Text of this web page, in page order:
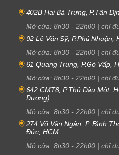
402B Hai Bà Trưng, P.Tân
Mở cửa: 8h30 - 22h00 | chỉ
92 Lê Văn Sỹ, P.Phú Nhuận,
Mở cửa: 8h30 - 22h00 | chỉ
61 Quang Trung, P.Gò Vấp,
Mở cửa: 8h30 - 22h00 | chỉ
642 CMT8, P.Thủ Dầu Một,
Dương)
Mở cửa: 8h30 - 22h00 | chỉ
274 Võ Văn Ngân, P. Bình
Đức, HCM
Mở cửa: 8h30 - 22h00 | chỉ